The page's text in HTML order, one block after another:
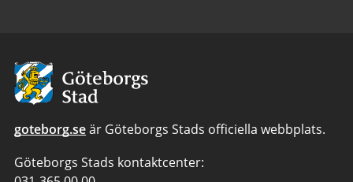
Avsändare:
Göteborgs
Stad
goteborg.seär Göteborgs Stads officiella webbplats.
Göteborgs Stads kontaktcenter: